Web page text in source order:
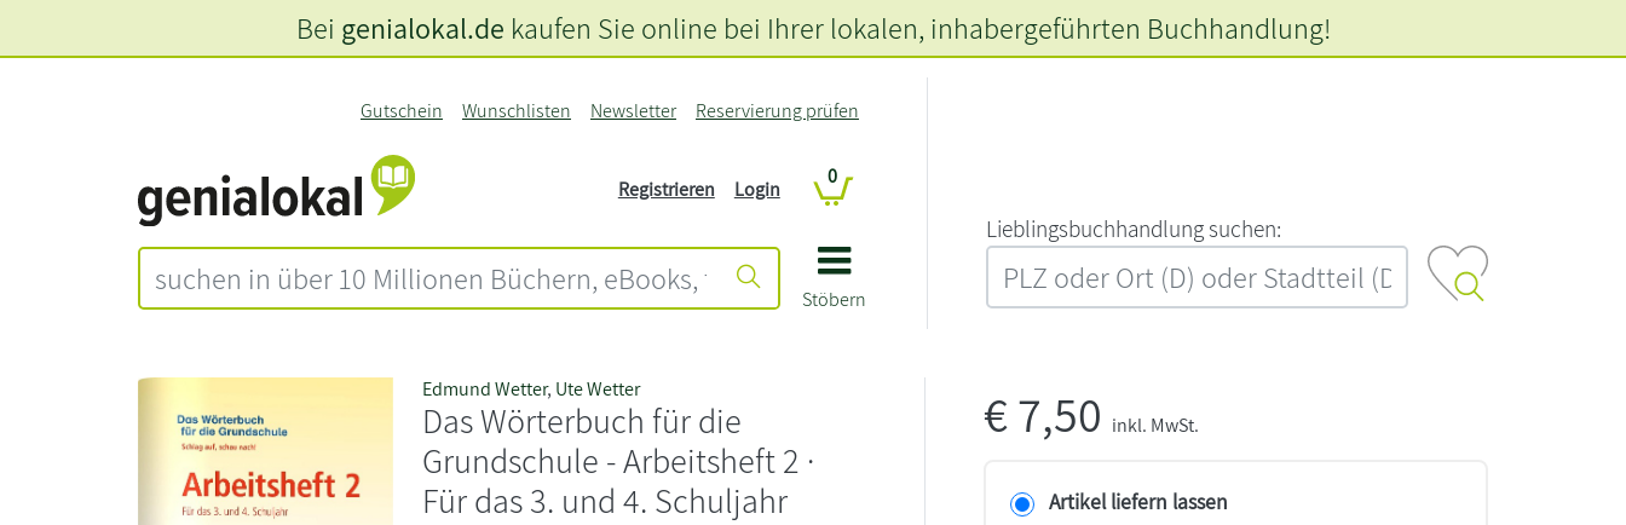
Stöbern
Gutschein Wunschlisten Newsletter Reservierung prüfen
Registrieren Login
0
L‍i‍e‍b‍l‍i‍n‍g‍s‍b‍u‍c‍h‍h‍a‍n‍d‍l‍u‍n‍g‍ ‍s‍u‍c‍h‍e‍n‍:‍
Bei genialokal.de kaufen Sie online bei Ihrer lokalen, inhabergeführten Buchhandlung!
Edmund Wetter, Ute Wetter
Das Wörterbuch für die
Grundschule - Arbeitsheft 2 ·
Für das 3. und 4. Schuljahr
€7,50 inkl. MwSt.
Artikel liefern lassen